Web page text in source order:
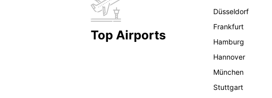
Top Airports
Düsseldorf
Frankfurt
Hamburg
Hannover
München
Stuttgart